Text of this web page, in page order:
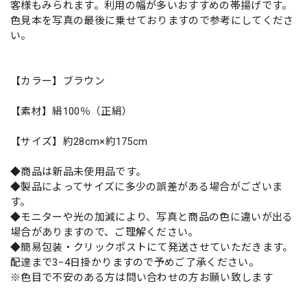
客様もみられます。利用の幅が多いおすすめの帯揚げです。
色見本を写真の最後に乗せておりますので参考にしてくださ
い。
【カラー】ブラウン
【素材】絹100％（正絹）
【サイズ】約28cm×約175cm
◆商品は新品未使用品です。
◆製品によってサイズに多少の誤差がある場合がございま
す。
◆モニターや光の加減により、写真と商品の色に違いが出る
場合がありますので、ご理解ください。
◆簡易包装・クリックポストにて発送させていただきます。
配達まで3−4日掛かりますので予めご了承ください。
※色目で不安のある方は問い合わせの方お願い致します